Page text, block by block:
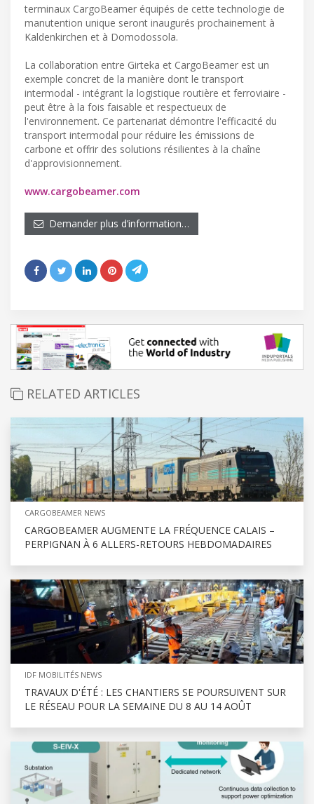
terminaux CargoBeamer équipés de cette technologie de
manutention unique seront inaugurés prochainement à
Kaldenkirchen et à Domodossola.
La collaboration entre Girteka et CargoBeamer est un
exemple concret de la manière dont le transport
intermodal - intégrant la logistique routière et ferroviaire -
peut être à la fois faisable et respectueux de
l'environnement. Ce partenariat démontre l'efficacité du
transport intermodal pour réduire les émissions de
carbone et offrir des solutions résilientes à la chaîne
d'approvisionnement.
www.cargobeamer.com
Demander plus d’information…
RELATED ARTICLES
CARGOBEAMER NEWS
CARGOBEAMER AUGMENTE LA FRÉQUENCE CALAIS –
PERPIGNAN À 6 ALLERS-RETOURS HEBDOMADAIRES
IDF MOBILITÉS NEWS
TRAVAUX D'ÉTÉ : LES CHANTIERS SE POURSUIVENT SUR
LE RÉSEAU POUR LA SEMAINE DU 8 AU 14 AOÛT